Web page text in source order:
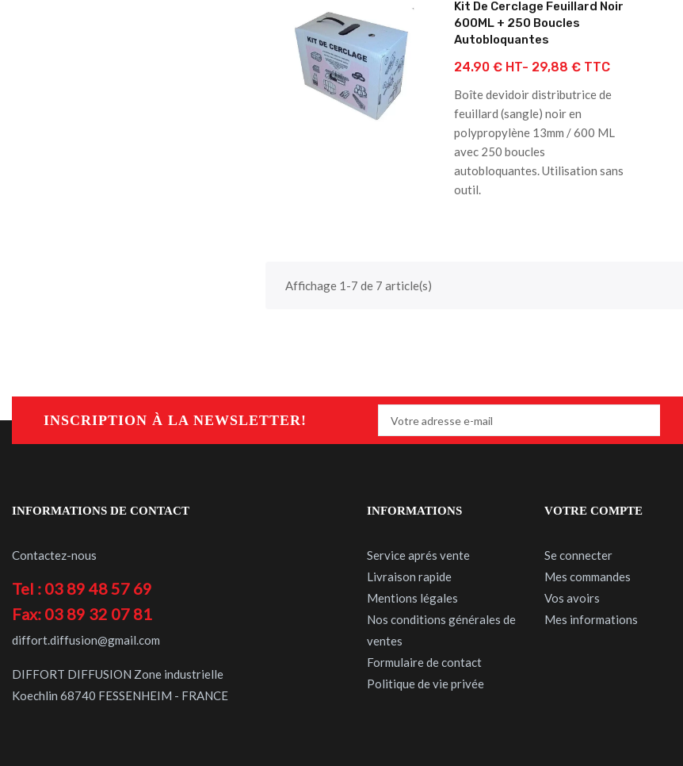
Kit De Cerclage Feuillard Noir
600ML + 250 Boucles
Autobloquantes
24.90 € HT- 29,88 € TTC
Boîte devidoir distributrice de
feuillard (sangle) noir en
polypropylène 13mm / 600 ML
avec 250 boucles
autobloquantes. Utilisation sans
outil.
Affichage 1-7 de 7 article(s)
INSCRIPTION À LA NEWSLETTER!
INFORMATIONS DE CONTACT
Contactez-nous
Tel : 03 89 48 57 69
Fax: 03 89 32 07 81
diffort.diffusion@gmail.com
DIFFORT DIFFUSION Zone industrielle
Koechlin 68740 FESSENHEIM - FRANCE
INFORMATIONS
Service aprés vente
Livraison rapide
Mentions légales
Nos conditions générales de
ventes
Formulaire de contact
Politique de vie privée
VOTRE COMPTE
Se connecter
Mes commandes
Vos avoirs
Mes informations